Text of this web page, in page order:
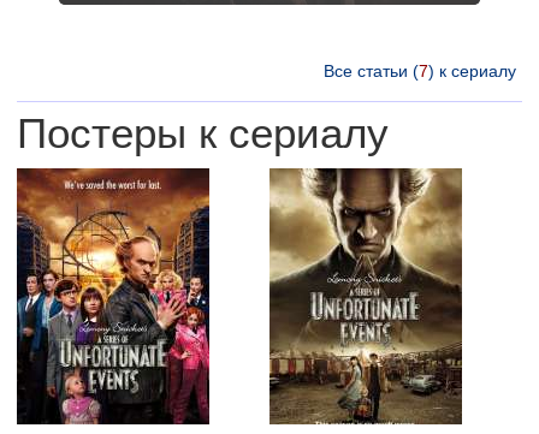
Все статьи (7) к сериалу
Постеры к сериалу